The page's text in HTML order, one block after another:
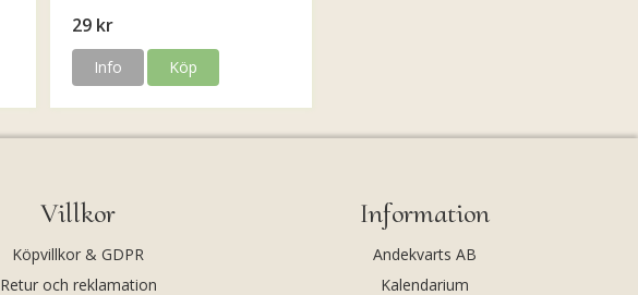
29 kr
Info Köp
Villkor
Köpvillkor & GDPR
Retur och reklamation
Information
Andekvarts AB
Kalendarium